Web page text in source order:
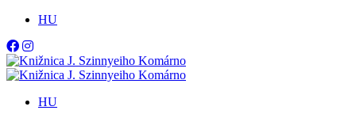
HU
HU